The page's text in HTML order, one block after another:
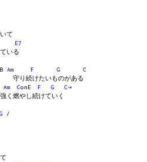
て
E7
いる
Am F G
C
り続けたいものがある
Am ConE F G C→
く燃やし続けていく
G /